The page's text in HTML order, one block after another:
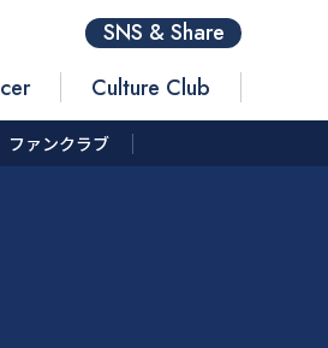
Culture Club
SNS & Share
ファンクラブ